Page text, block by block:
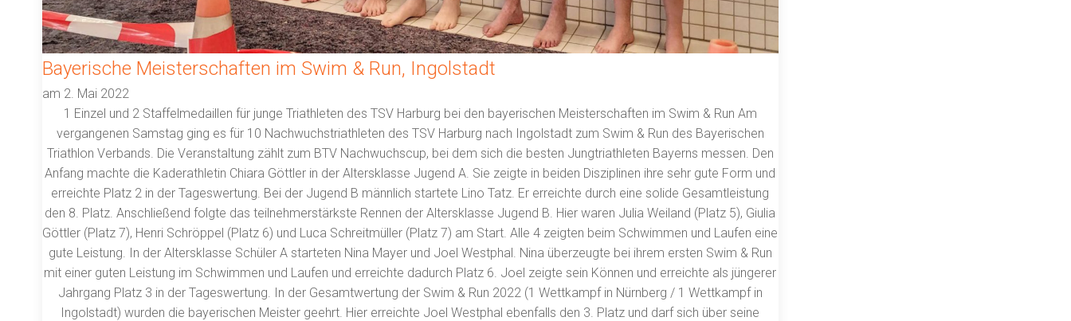
Bayerische Meisterschaften im Swim & Run, Ingolstadt
am 2. Mai 2022
1 Einzel und 2 Staffelmedaillen für junge Triathleten des TSV Harburg bei den bayerischen Meisterschaften im Swim & Run Am
vergangenen Samstag ging es für 10 Nachwuchstriathleten des TSV Harburg nach Ingolstadt zum Swim & Run des Bayerischen
Triathlon Verbands. Die Veranstaltung zählt zum BTV Nachwuchscup, bei dem sich die besten Jungtriathleten Bayerns messen. Den
Anfang machte die Kaderathletin Chiara Göttler in der Altersklasse Jugend A. Sie zeigte in beiden Disziplinen ihre sehr gute Form und
erreichte Platz 2 in der Tageswertung. Bei der Jugend B männlich startete Lino Tatz. Er erreichte durch eine solide Gesamtleistung
den 8. Platz. Anschließend folgte das teilnehmerstärkste Rennen der Altersklasse Jugend B. Hier waren Julia Weiland (Platz 5), Giulia
Göttler (Platz 7), Henri Schröppel (Platz 6) und Luca Schreitmüller (Platz 7) am Start. Alle 4 zeigten beim Schwimmen und Laufen eine
gute Leistung. In der Altersklasse Schüler A starteten Nina Mayer und Joel Westphal. Nina überzeugte bei ihrem ersten Swim & Run
mit einer guten Leistung im Schwimmen und Laufen und erreichte dadurch Platz 6. Joel zeigte sein Können und erreichte als jüngerer
Jahrgang Platz 3 in der Tageswertung. In der Gesamtwertung der Swim & Run 2022 (1 Wettkampf in Nürnberg / 1 Wettkampf in
Ingolstadt) wurden die bayerischen Meister geehrt. Hier erreichte Joel Westphal ebenfalls den 3. Platz und darf sich über seine